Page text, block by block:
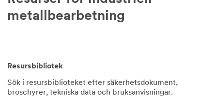
metallbearbetning
Resursbibliotek
Sök i resursbiblioteket efter säkerhetsdokument,
broschyrer, tekniska data och bruksanvisningar.